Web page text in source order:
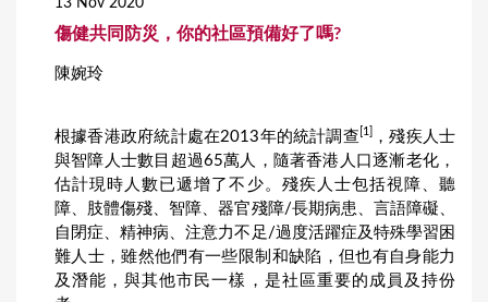
13 Nov 2020
傷健共同防災，你的社區預備好了嗎?
陳婉玲
根據香港政府統計處在2013年的統計調查 [1] ，殘疾人士
與智障人士數目超過65萬人，隨著香港人口逐漸老化，
估計現時人數已遞增了不少。殘疾人士包括視障、聽
障、肢體傷殘、智障、器官殘障/長期病患、言語障礙、
自閉症、精神病、注意力不足/過度活躍症及特殊學習困
難人士，雖然他們有一些限制和缺陷，但也有自身能力
及潛能，與其他市民一樣，是社區重要的成員及持份